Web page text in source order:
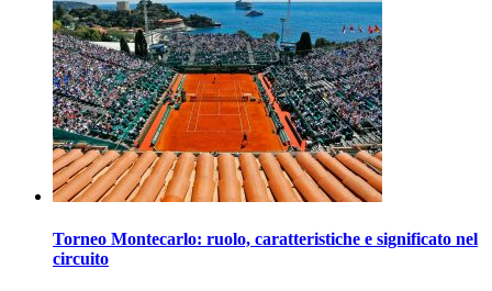
Torneo Montecarlo: ruolo, caratteristiche e significato nel
circuito